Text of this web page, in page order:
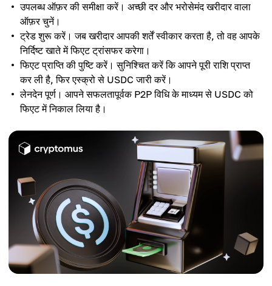
उपलब्ध ऑफ़र की समीक्षा करें। अच्छी दर और भरोसेमंद खरीदार वाला
ऑफ़र चुनें।
ट्रेड शुरू करें। जब खरीदार आपकी शर्तें स्वीकार करता है, तो वह आपके
निर्दिष्ट खाते में फिएट ट्रांसफर करेगा।
फिएट प्राप्ति की पुष्टि करें। सुनिश्चित करें कि आपने पूरी राशि प्राप्त
कर ली है, फिर एस्क्रो से USDC जारी करें।
लेनदेन पूर्ण। आपने सफलतापूर्वक P2P विधि के माध्यम से USDC को
फिएट में निकाल लिया है।